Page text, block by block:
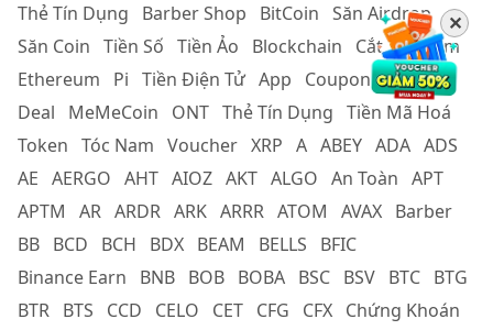
Thẻ Tín Dụng
Barber Shop BitCoin Săn Airdrop
Săn Coin Tiền Số Tiền Ảo Blockchain
Cắt Tóc Nam
Ethereum
Pi Tiền Điện Tử App Coupon Cắt Tóc
Deal
MeMeCoin ONT Thẻ Tín Dụng Tiền Mã Hoá
Token Tóc Nam Voucher XRP A ABEY ADA ADS
AE AERGO AHT AIOZ AKT ALGO An Toàn APT
APTM
AR ARDR ARK ARRR ATOM AVAX Barber
BB BCD BCH BDX BEAM BELLS
BFIC
Binance Earn
BNB BOB BOBA BSC BSV BTC BTG
BTR BTS CCD CELO CET CFG CFX Chứng Khoán
✕